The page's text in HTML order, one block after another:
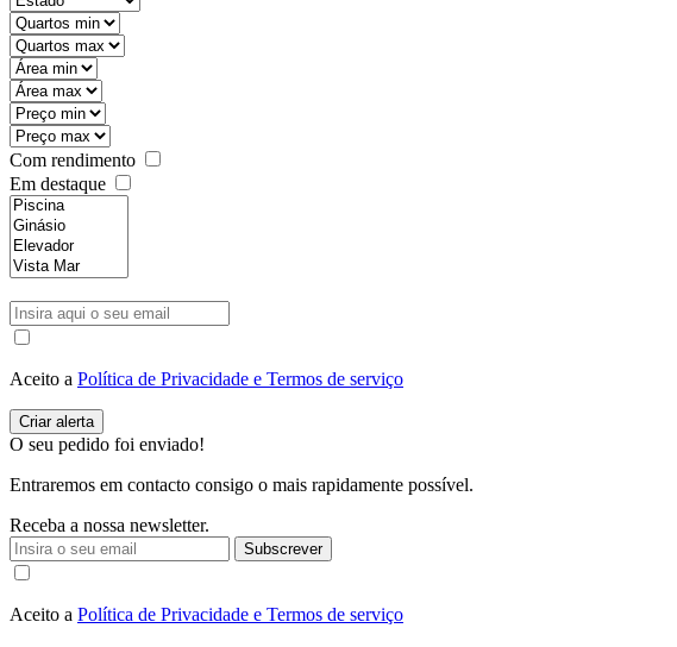
Com rendimento
Em destaque
Aceito a Política de Privacidade e Termos de serviço
O seu pedido foi enviado!
Entraremos em contacto consigo o mais rapidamente possível.
Receba a nossa newsletter.
Subscrever
Aceito a Política de Privacidade e Termos de serviço